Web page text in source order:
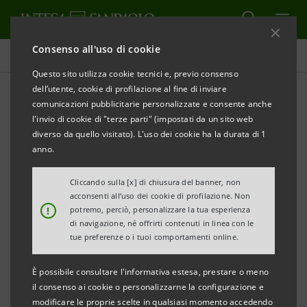
Consenso all'uso di cookie
Questo sito utilizza cookie tecnici e, previo consenso
dell’utente, cookie di profilazione al fine di inviare
comunicazioni pubblicitarie personalizzate e consente anche
l'invio di cookie di "terze parti" (impostati da un sito web
diverso da quello visitato). L'uso dei cookie ha la durata di 1
anno.
!
Cliccando sulla [x] di chiusura del banner, non
acconsenti all’uso dei cookie di profilazione. Non
potremo, perciò, personalizzare la tua esperienza
di navigazione, né offrirti contenuti in linea con le
tue preferenze o i tuoi comportamenti online.
È possibile consultare l'informativa estesa, prestare o meno
il consenso ai cookie o personalizzarne la configurazione e
modificare le proprie scelte in qualsiasi momento accedendo
Comunicati stampa
STAMPA AGGIORNA
COMUNICATO STAMPA
INTESA SANPAOLO: DEPOSITATA PROPOSTA
CONCORRENTE DI CONCORDATO PER IL RILANCIO
DELLA FERRARINI SPA
·Sostegno alla cordata che vede la
partecipazione delle principali imprese italiane del